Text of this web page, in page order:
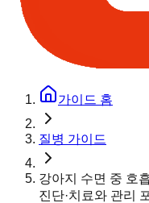
가이드 홈
질병 가이드
강아지 수면 중 호
진단·치료와 관리